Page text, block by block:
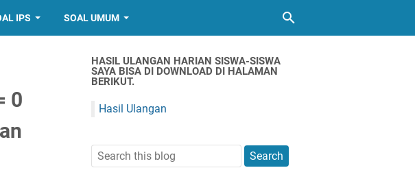
IPS SOAL UMUM
0
HASIL ULANGAN HARIAN SISWA-SISWA
SAYA BISA DI DOWNLOAD DI HALAMAN
BERIKUT.
Hasil Ulangan